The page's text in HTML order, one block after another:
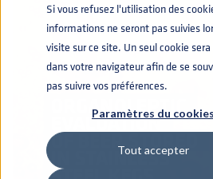
Si vous refusez l'utilisation des
informations ne seront pas suivies
visite sur ce site. Un seul cookie
dans votre navigateur afin de se
pas suivre vos préférences.
Paramètres du cookies
Tout accepter